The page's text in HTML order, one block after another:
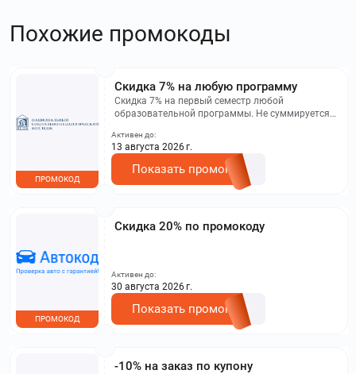
Похожие промокоды
Скидка 7% на любую программу
Скидка 7% на первый семестр любой
образовательной программы. Не суммируется с
на сайте.
ПРОМОКОД
Активен до:
13 августа 2026 г.
Показать промокод
Скидка 20% по промокоду
ПРОМОКОД
Активен до:
30 августа 2026 г.
Показать промокод
-10% на заказ по купону